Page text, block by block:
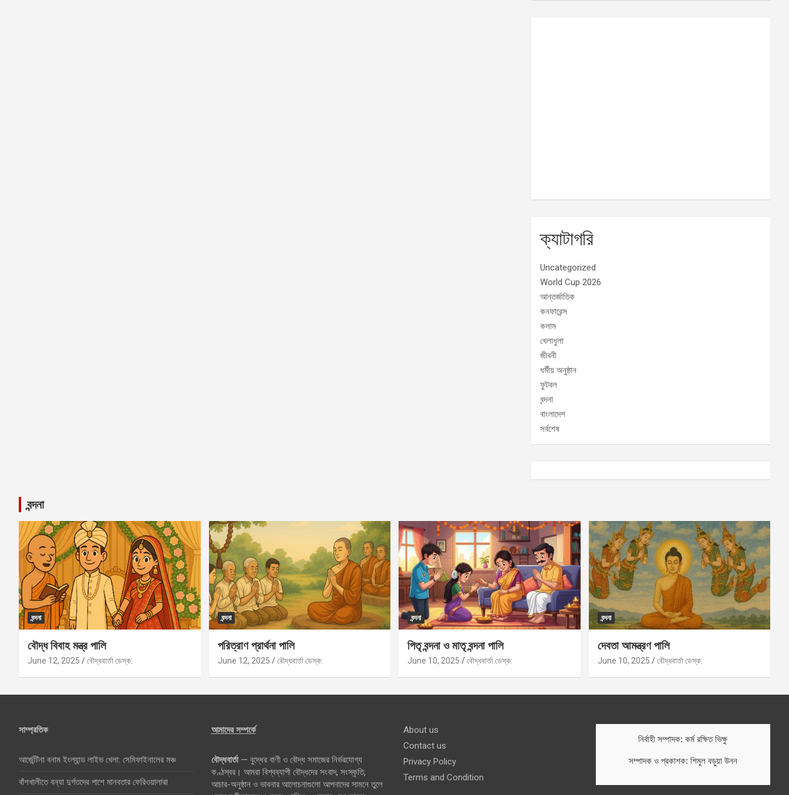
ক্যাটাগরি
Uncategorized
World Cup 2026
আন্তর্জাতিক
কনফারেন্স
কলাম
খেলাধুলা
জীবনী
ধর্মীয় অনুষ্ঠান
ফুটবল
বন্দনা
বাংলাদেশ
সর্বশেষ
বন্দনা
বন্দনা
বৌদ্ধ বিবাহ মন্ত্র পালি
June 12, 2025 বৌদ্ধবার্তা ডেস্ক:
বন্দনা
পরিত্রাণ প্রার্থনা পালি
June 12, 2025 বৌদ্ধবার্তা ডেস্ক:
বন্দনা
পিতৃ বন্দনা ও মাতৃ বন্দনা পালি
June 10, 2025 বৌদ্ধবার্তা ডেস্ক:
বন্দনা
দেবতা আমন্ত্রণ পালি
June 10, 2025 বৌদ্ধবার্তা ডেস্ক:
সাম্প্রতিক
আর্জেন্টিনা বনাম ইংল্যান্ড লাইভ খেলা: সেমিফাইনালের মঞ্চ
বাঁশখালীতে বন্যা দুর্গতদের পাশে মানবতার ফেরিওয়ালারা
আমাদের সম্পর্কে
বৌদ্ধবার্তা— বুদ্ধের বাণী ও বৌদ্ধ সমাজের নির্ভরযোগ্য
কণ্ঠস্বর। আমরা বিশ্বব্যাপী বৌদ্ধদের সংবাদ, সংস্কৃতি,
আচার-অনুষ্ঠান ও ভাবনার আলোচনাগুলো আপনাদের সামনে তুলে
About us
Contact us
Privacy Policy
Terms and Condition
নির্বাহী সম্পাদক: কর্ম রক্ষিত ভিক্ষু
সম্পাদক ও প্রকাশক: শিমুল বড়ুয়া উনন